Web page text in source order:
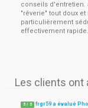
conseils d'entretien.
"rêverie" tout doux
particulièrement
effectivement rapide.
Les clients ont
5 / 5 frgr59 a évalué